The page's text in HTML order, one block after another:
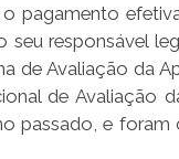
pagamento
responsável
de Avaliação da
de Avaliação
passado, e foram